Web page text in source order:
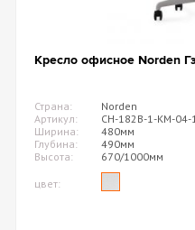
Кресло офисное Norden
Страна:
Norden
Артикул:
CH-182B-1-KM-04-
Ширина:
480мм
Глубина:
490мм
Высота:
670/1000мм
цвет: